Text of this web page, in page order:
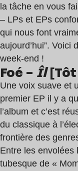
la tâche en vous
– LPs et EPs
qui nous font
aujourd’hui”. Voici
week-end !
Foé – Îl[Tôt
Une voix suave et
premier EP il y a
l’album et c’est
du classique à
frontière des
Entre les envolées
tubesque de «